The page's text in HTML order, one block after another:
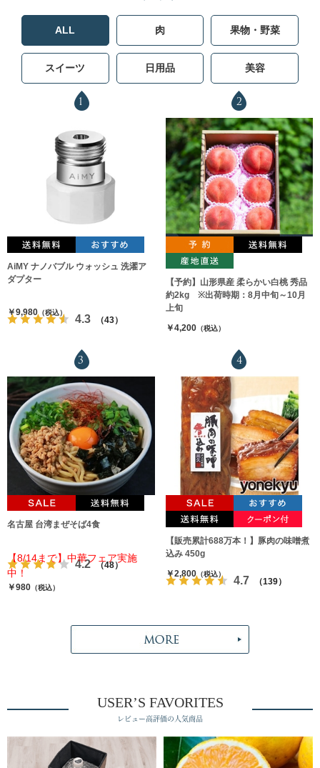
ALL 肉 果物・野菜
スイーツ 日用品 美容
1
AiMY ナノバブル ウォッシュ 洗濯ア
ダプター
4.3 （43）
￥9,980（税込）
2
【予約】山形県産 柔らかい白桃 秀品
約2kg ※出荷時期：8月中旬～10月
上旬
￥4,200（税込）
3
名古屋 台湾まぜそば4食
4.2 （48）
【8/14まで】中華フェア実施
中！
￥980 （税込）
4
【販売累計688万本！】豚肉の味噌煮
込み 450g
4.7 （139）
￥2,800（税込）
USER’S FAVORITES
レビュー高評価の人気商品